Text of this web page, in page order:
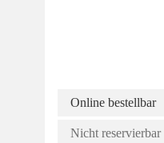
Online bestellbar
Nicht reservierbar